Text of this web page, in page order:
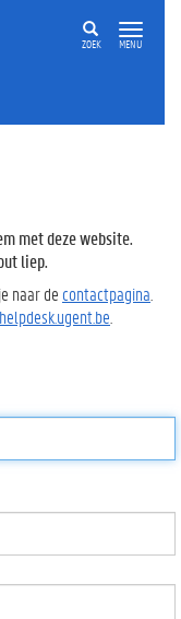
ZOEK MENU
met deze website.
liep.
naar de contactpagina
helpdesk.ugent.be